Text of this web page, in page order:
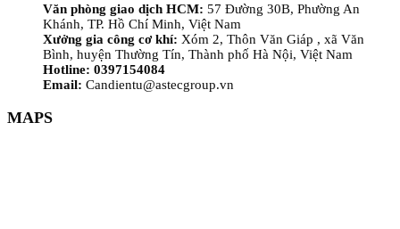
Văn phòng giao dịch HCM: 57 Đường 30B, Phường An
Khánh, TP. Hồ Chí Minh, Việt Nam
Xưởng gia công cơ khí: Xóm 2, Thôn Văn Giáp , xã Văn
Bình, huyện Thường Tín, Thành phố Hà Nội, Việt Nam
Hotline: 0397154084
Email: Candientu@astecgroup.vn
MAPS